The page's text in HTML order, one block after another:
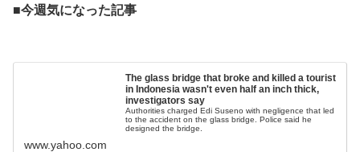
■今週気になった記事
The glass bridge that broke and killed a tourist
in Indonesia wasn't even half an inch thick,
investigators say
Authorities charged Edi Suseno with negligence that led
to the accident on the glass bridge. Police said he
designed the bridge.
www.yahoo.com